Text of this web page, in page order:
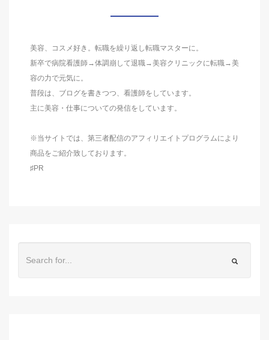
美容、コスメ好き。転職を繰り返し転職マスターに。
新卒で病院看護師→体調崩して退職→美容クリニックに転職→美
容の力で元気に。
普段は、ブログを書きつつ、看護師をしています。
主に美容・仕事についての発信をしています。
※当サイトでは、第三者配信のアフィリエイトプログラムにより
商品をご紹介致しております。
♯PR